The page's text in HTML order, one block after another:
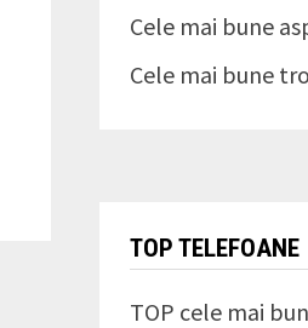
Cele mai bune
Cele mai bune
TOP TELEFOANE
TOP cele mai